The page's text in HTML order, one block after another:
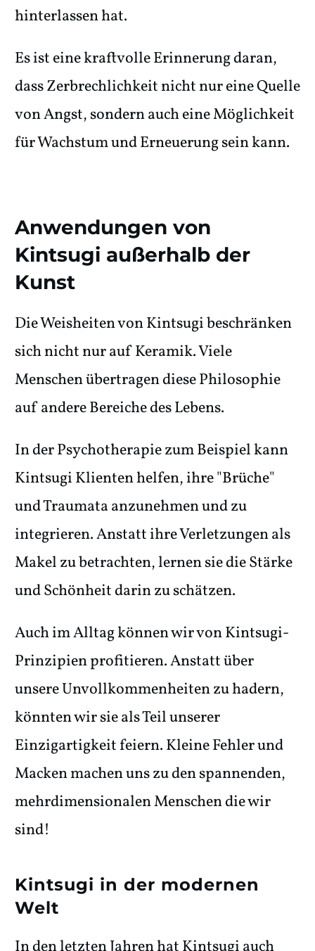
hinterlassen hat.
Es ist eine kraftvolle Erinnerung daran,
dass Zerbrechlichkeit nicht nur eine Quelle
von Angst, sondern auch eine Möglichkeit
für Wachstum und Erneuerung sein kann.
Anwendungen von
Kintsugi außerhalb der
Kunst
Die Weisheiten von Kintsugi beschränken
sich nicht nur auf Keramik. Viele
Menschen übertragen diese Philosophie
auf andere Bereiche des Lebens.
In der Psychotherapie zum Beispiel kann
Kintsugi Klienten helfen, ihre "Brüche"
und Traumata anzunehmen und zu
integrieren. Anstatt ihre Verletzungen als
Makel zu betrachten, lernen sie die Stärke
und Schönheit darin zu schätzen.
Auch im Alltag können wir von Kintsugi-
Prinzipien profitieren. Anstatt über
unsere Unvollkommenheiten zu hadern,
könnten wir sie als Teil unserer
Einzigartigkeit feiern. Kleine Fehler und
Macken machen uns zu den spannenden,
mehrdimensionalen Menschen die wir
sind!
Kintsugi in der modernen
Welt